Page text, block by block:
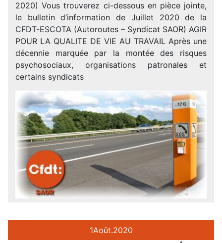
2020) Vous trouverez ci-dessous en pièce jointe,
le bulletin d’information de Juillet 2020 de la
CFDT-ESCOTA (Autoroutes – Syndicat SAOR) AGIR
POUR LA QUALITE DE VIE AU TRAVAIL Après une
décennie marquée par la montée des risques
psychosociaux, organisations patronales et
certains syndicats
1Août.2020